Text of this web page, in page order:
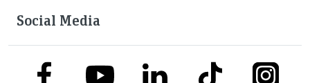
Social Media
link to facebooklink to youtubelink to linkedinlink to tiktok link to